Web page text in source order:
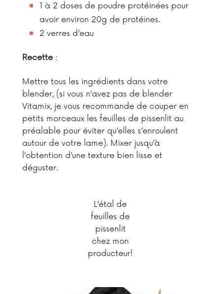
1 à 2 doses de poudre protéinées pour
avoir environ 20g de protéines.
2 verres d’eau
Recette :
Mettre tous les ingrédients dans votre
blender, (si vous n’avez pas de blender
Vitamix, je vous recommande de couper en
petits morceaux les feuilles de pissenlit au
préalable pour éviter qu’elles s’enroulent
autour de votre lame). Mixer jusqu’à
l’obtention d’une texture bien lisse et
déguster.
L’étal de
feuilles de
pissenlit
chez mon
producteur!